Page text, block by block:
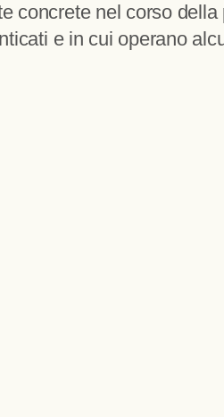
concrete nel corso
e in cui operano